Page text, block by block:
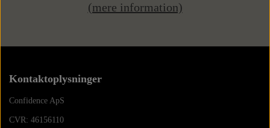
(mere information)
Kontaktoplysninger
Confidence ApS
CVR: 46156110